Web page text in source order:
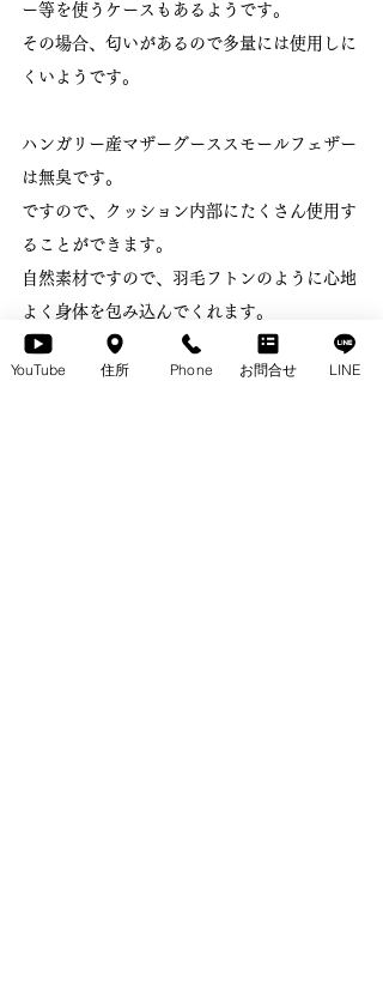
ー等を使うケースもあるようです。
その場合、匂いがあるので多量には使用しに
くいようです。
ハンガリー産マザーグーススモールフェザー
は無臭です。
ですので、クッション内部にたくさん使用す
ることができます。
自然素材ですので、羽毛フトンのように心地
よく身体を包み込んでくれます。
YouTube 住所 Phone お問合せ LINE